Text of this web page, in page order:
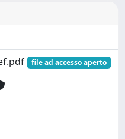
file ad accesso aperto